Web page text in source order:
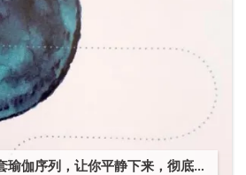
瑜伽序列，让你平静下来，彻底放